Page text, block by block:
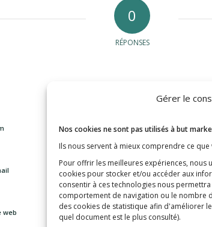
Gérer le
Nos cookies ne sont pas utilisés à but
Ils nous servent à mieux comprendre ce
Pour offrir les meilleures expériences, nous
cookies pour stocker et/ou accéder aux
consentir à ces technologies nous
comportement de navigation ou le nombre
des cookies de statistique afin d'améliorer
quel document est le plus consulté).
0
RÉPONSES
web